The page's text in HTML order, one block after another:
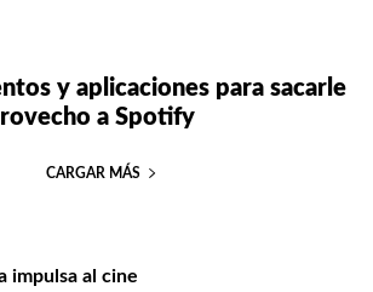
y aplicaciones para sacarle
a Spotify
CARGAR MÁS
impulsa al cine